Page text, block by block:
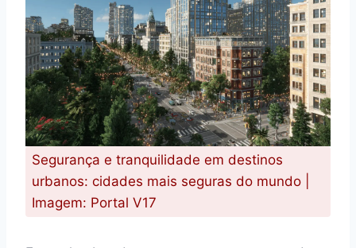
Segurança e tranquilidade em destinos
urbanos: cidades mais seguras do mundo |
Imagem: Portal V17